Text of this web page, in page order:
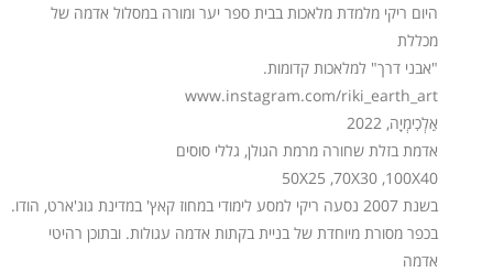
היום ריקי מלמדת מלאכות בבית ספר יער ומורה במסלול אדמה של
מכללת
"אבני דרך" למלאכות קדומות.
www.instagram.com/riki_earth_art
אַַלְְכִִימְְיָָה, 2022
אדמת בזלת שחורה מרמת הגולן, גללי סוסים
50X25 ,70X30 ,100X40
בשנת 2007 נסעה ריקי למסע לימודי במחוז קאץ' במדינת גוג'ארט, הודו.
בכפר מסורת מיוחדת של בניית בקתות אדמה עגולות. ובתוכן רהיטי
אדמה